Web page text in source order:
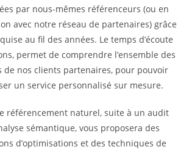
par nous-mêmes référenceurs (ou en
avec notre réseau de partenaires) grâce
au fil des années. Le temps d’écoute
permet de comprendre l’ensemble des
de nos clients partenaires, pour pouvoir
un service personnalisé sur mesure.
référencement naturel, suite à un audit
sémantique, vous proposera des
d’optimisations et des techniques de